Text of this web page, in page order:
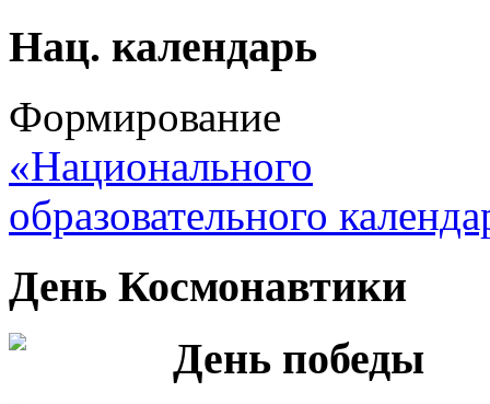
Нац. календарь
Формирование
«Национального
образовательного
День Космонавтики
День победы